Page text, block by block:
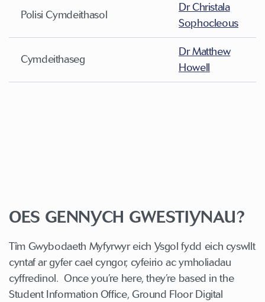
Polisi Cymdeithasol
Dr Christala
Sophocleous
Cymdeithaseg
Dr Matthew
Howell
OES GENNYCH GWESTIYNAU?
Tîm Gwybodaeth Myfyrwyr eich Ysgol fydd eich cyswllt
cyntaf ar gyfer cael cyngor, cyfeirio ac ymholiadau
cyffredinol. Once you’re here, they’re based in the
Student Information Office, Ground Floor Digital